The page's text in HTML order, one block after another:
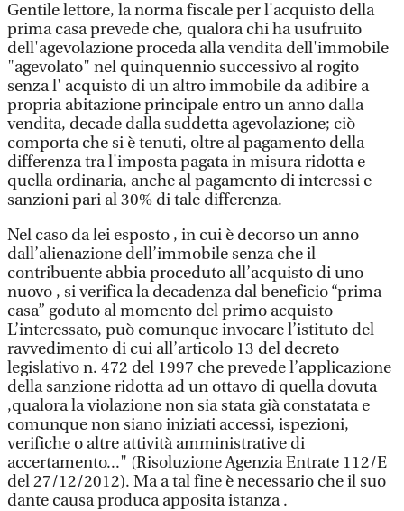
Gentile lettore, la norma fiscale per l'acquisto della
prima casa prevede che, qualora chi ha usufruito
dell'agevolazione proceda alla vendita dell'immobile
"agevolato" nel quinquennio successivo al rogito
senza l' acquisto di un altro immobile da adibire a
propria abitazione principale entro un anno dalla
vendita, decade dalla suddetta agevolazione; ciò
comporta che si è tenuti, oltre al pagamento della
differenza tra l'imposta pagata in misura ridotta e
quella ordinaria, anche al pagamento di interessi e
sanzioni pari al 30% di tale differenza.
Nel caso da lei esposto , in cui è decorso un anno
dall’alienazione dell’immobile senza che il
contribuente abbia proceduto all’acquisto di uno
nuovo , si verifica la decadenza dal beneficio “prima
casa” goduto al momento del primo acquisto
L’interessato, può comunque invocare l’istituto del
ravvedimento di cui all’articolo 13 del decreto
legislativo n. 472 del 1997 che prevede l’applicazione
della sanzione ridotta ad un ottavo di quella dovuta
,qualora la violazione non sia stata già constatata e
comunque non siano iniziati accessi, ispezioni,
verifiche o altre attività amministrative di
accertamento..." (Risoluzione Agenzia Entrate 112/E
del 27/12/2012). Ma a tal fine è necessario che il suo
dante causa produca apposita istanza .